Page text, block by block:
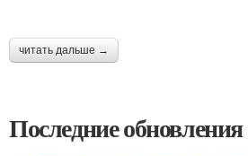
читать дальше →
Последние обновления